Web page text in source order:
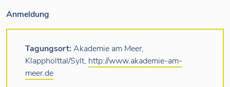
Anmeldung
Tagungsort: Akademie am Meer,
Klappholttal/Sylt, http://www.akademie-am-
meer.de